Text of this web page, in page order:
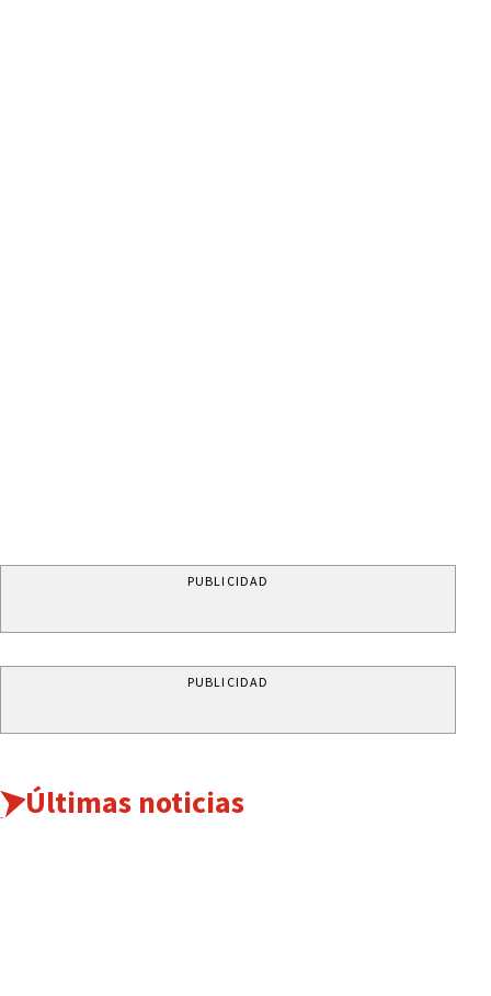
PUBLICIDAD
PUBLICIDAD
Últimas noticias